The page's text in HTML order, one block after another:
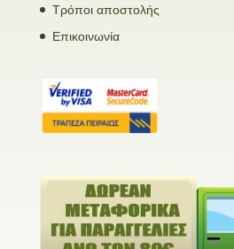
Τρόποι αποστολής
Επικοινωνία